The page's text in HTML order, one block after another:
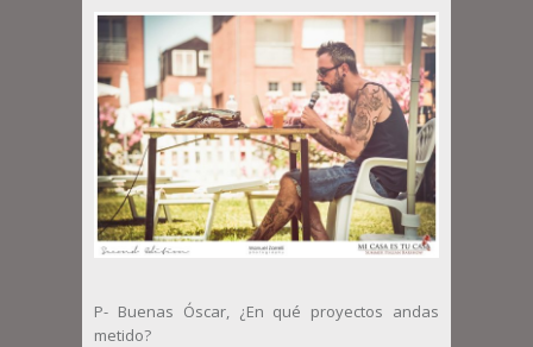
P- Buenas Óscar, ¿En qué proyectos andas
metido?